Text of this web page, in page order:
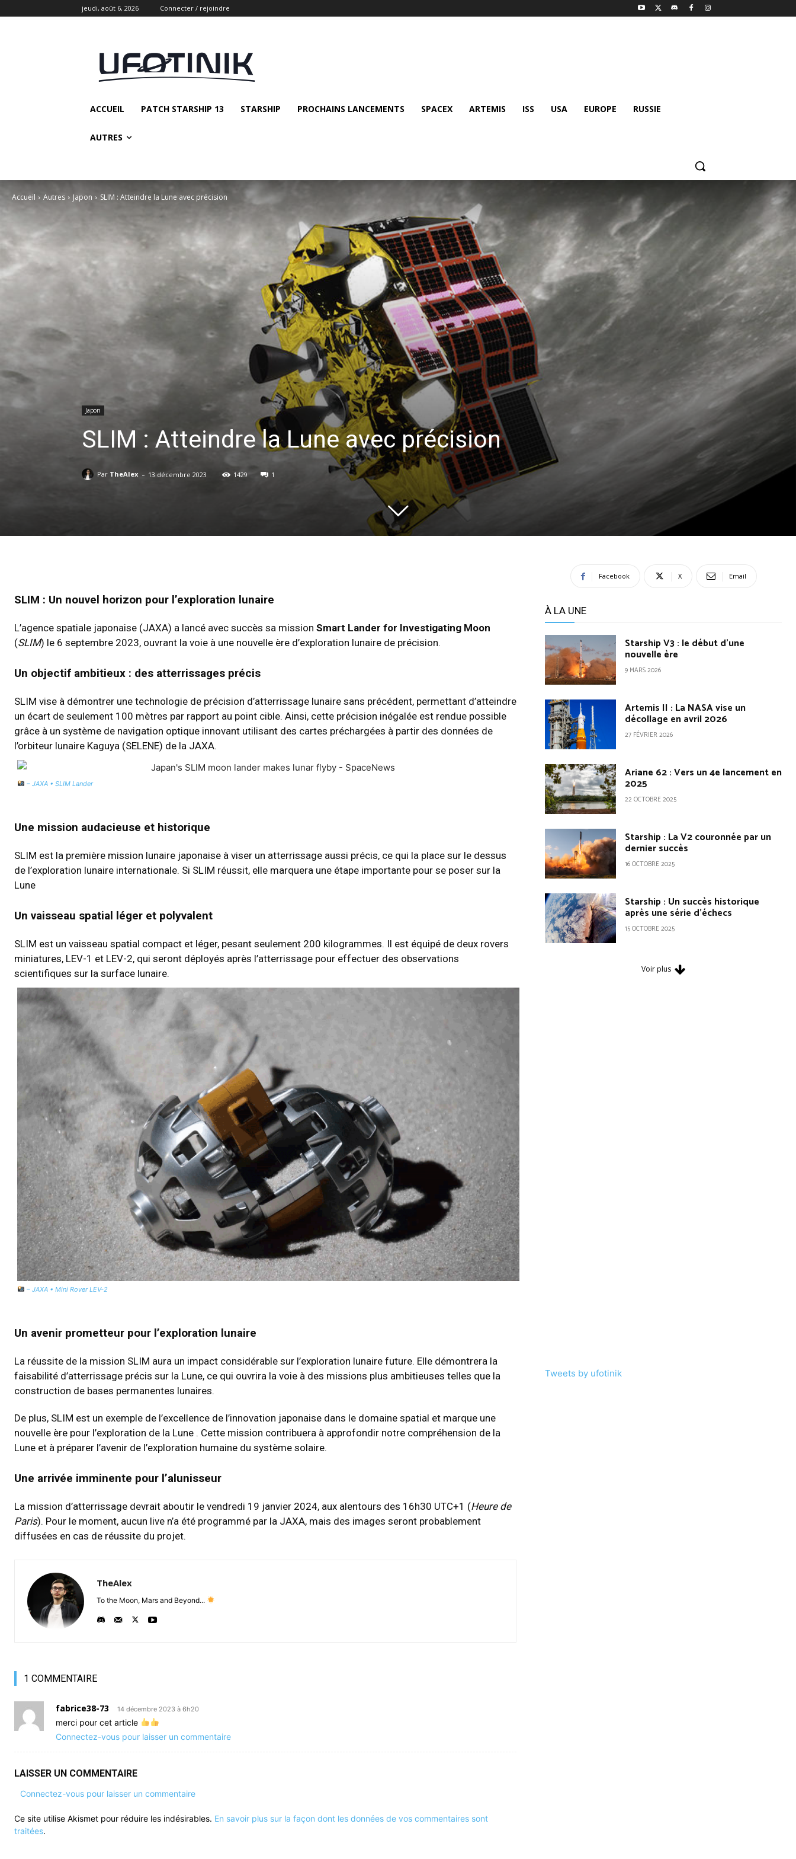
jeudi, août 6, 2026 Connecter / rejoindre
ACCUEIL PATCH STARSHIP 13 STARSHIP PROCHAINS LANCEMENTS SPACEX ARTEMIS ISS USA EUROPE RUSSIE
AUTRES
Accueil Autres Japon SLIM : Atteindre la Lune avec précision
Japon
SLIM : Atteindre la Lune avec précision
Par TheAlex - 13 décembre 2023 1429 1
SLIM : Un nouvel horizon pour l’exploration lunaire
L’agence spatiale japonaise (JAXA) a lancé avec succès sa mission Smart Lander for Investigating Moon
(SLIM) le 6 septembre 2023, ouvrant la voie à une nouvelle ère d’exploration lunaire de précision.
Un objectif ambitieux : des atterrissages précis
SLIM vise à démontrer une technologie de précision d’atterrissage lunaire sans précédent, permettant d’atteindre
un écart de seulement 100 mètres par rapport au point cible. Ainsi, cette précision inégalée est rendue possible
grâce à un système de navigation optique innovant utilisant des cartes préchargées à partir des données de
l’orbiteur lunaire Kaguya (SELENE) de la JAXA.
– JAXA • SLIM Lander
Une mission audacieuse et historique
SLIM est la première mission lunaire japonaise à viser un atterrissage aussi précis, ce qui la place sur le dessus
de l’exploration lunaire internationale. Si SLIM réussit, elle marquera une étape importante pour se poser sur la
Lune
Un vaisseau spatial léger et polyvalent
SLIM est un vaisseau spatial compact et léger, pesant seulement 200 kilogrammes. Il est équipé de deux rovers
miniatures, LEV-1 et LEV-2, qui seront déployés après l’atterrissage pour effectuer des observations
scientifiques sur la surface lunaire.
– JAXA • Mini Rover LEV-2
Un avenir prometteur pour l’exploration lunaire
La réussite de la mission SLIM aura un impact considérable sur l’exploration lunaire future. Elle démontrera la
faisabilité d’atterrissage précis sur la Lune, ce qui ouvrira la voie à des missions plus ambitieuses telles que la
construction de bases permanentes lunaires.
De plus, SLIM est un exemple de l’excellence de l’innovation japonaise dans le domaine spatial et marque une
nouvelle ère pour l’exploration de la Lune . Cette mission contribuera à approfondir notre compréhension de la
Lune et à préparer l’avenir de l’exploration humaine du système solaire.
Une arrivée imminente pour l’alunisseur
La mission d’atterrissage devrait aboutir le vendredi 19 janvier 2024, aux alentours des 16h30 UTC+1 (Heure de
Paris). Pour le moment, aucun live n’a été programmé par la JAXA, mais des images seront probablement
diffusées en cas de réussite du projet.
TheAlex
To the Moon, Mars and Beyond...
1 COMMENTAIRE
fabrice38-73 14 décembre 2023 à 6h20
merci pour cet article
Connectez-vous pour laisser un commentaire
LAISSER UN COMMENTAIRE
Connectez-vous pour laisser un commentaire
Ce site utilise Akismet pour réduire les indésirables. En savoir plus sur la façon dont les données de vos commentaires sont
traitées.
Facebook X Email
À LA UNE
Starship V3 : le début d’une
nouvelle ère
9 MARS 2026
Artemis II : La NASA vise un
décollage en avril 2026
27 FÉVRIER 2026
Ariane 62 : Vers un 4e lancement en
2025
22 OCTOBRE 2025
Starship : La V2 couronnée par un
dernier succès
16 OCTOBRE 2025
Starship : Un succès historique
après une série d’échecs
15 OCTOBRE 2025
Voir plus
Tweets by ufotinik